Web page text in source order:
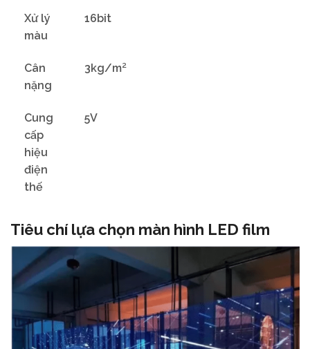
Xử lý
màu
16bit
Cân
nặng
3kg/m²
Cung
cấp
hiệu
điện
thế
5V
Tiêu chí lựa chọn màn hình LED film